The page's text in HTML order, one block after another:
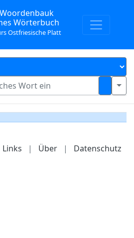
Wörterbuch
Ostfriesische Platt
Links | Über | Datenschutz